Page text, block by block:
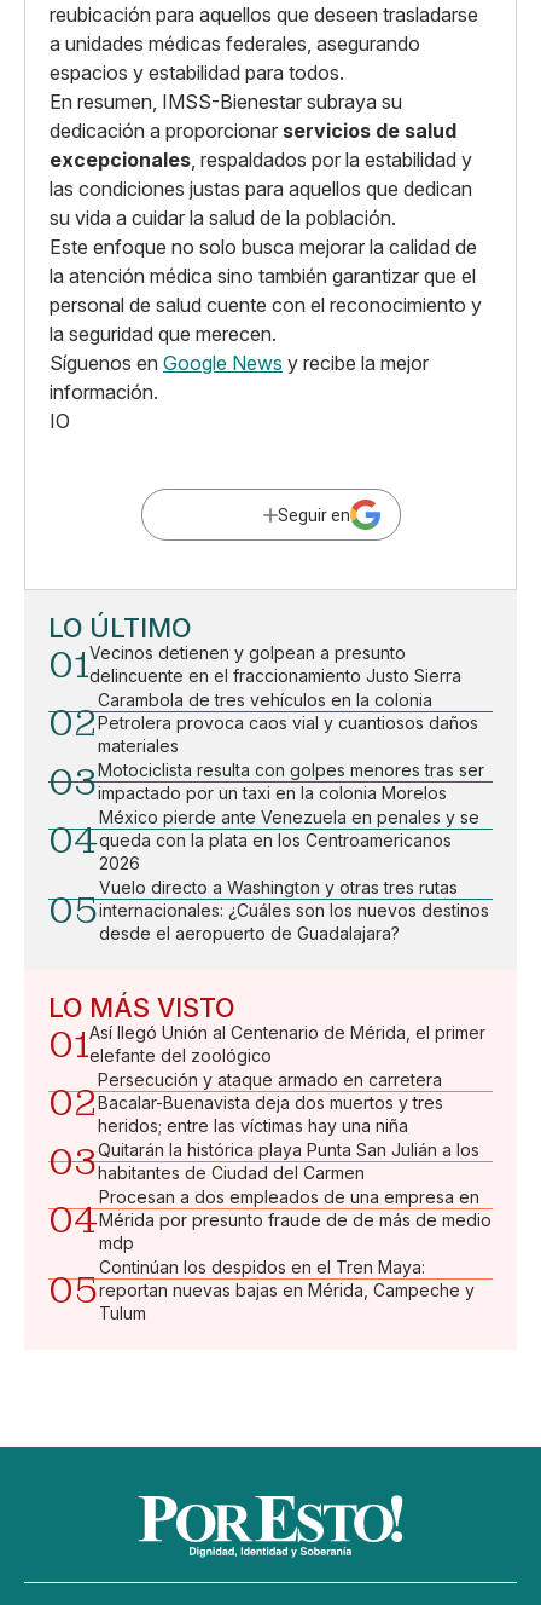
reubicación para aquellos que deseen trasladarse
a unidades médicas federales, asegurando
espacios y estabilidad para todos.
En resumen, IMSS-Bienestar subraya su
dedicación a proporcionar servicios de salud
excepcionales, respaldados por la estabilidad y
las condiciones justas para aquellos que dedican
su vida a cuidar la salud de la población.
Este enfoque no solo busca mejorar la calidad de
la atención médica sino también garantizar que el
personal de salud cuente con el reconocimiento y
la seguridad que merecen.
Síguenos en Google News y recibe la mejor
información.
IO
Seguir en
LO ÚLTIMO
01Vecinos detienen y golpean a presunto
delincuente en el fraccionamiento Justo Sierra
02
Carambola de tres vehículos en la colonia
Petrolera provoca caos vial y cuantiosos daños
materiales
03Motociclista resulta con golpes menores tras ser
impactado por un taxi en la colonia Morelos
04
México pierde ante Venezuela en penales y se
queda con la plata en los Centroamericanos
2026
05
Vuelo directo a Washington y otras tres rutas
internacionales: ¿Cuáles son los nuevos destinos
desde el aeropuerto de Guadalajara?
LO MÁS VISTO
01Así llegó Unión al Centenario de Mérida, el primer
elefante del zoológico
02
Persecución y ataque armado en carretera
Bacalar-Buenavista deja dos muertos y tres
heridos; entre las víctimas hay una niña
03Quitarán la histórica playa Punta San Julián a los
habitantes de Ciudad del Carmen
04
Procesan a dos empleados de una empresa en
Mérida por presunto fraude de de más de medio
mdp
05
Continúan los despidos en el Tren Maya:
reportan nuevas bajas en Mérida, Campeche y
Tulum